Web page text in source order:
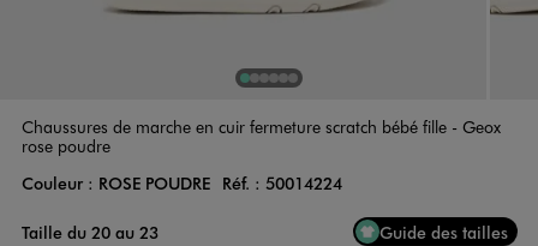
1Sur 6
2Sur 6
3Sur 6
4Sur 6
5Sur 6
6 Sur 6
Chaussures de marche en cuir fermeture scratch bébé fille - Geox
rose poudre
Couleur
Couleur : ROSE POUDRE Réf. : 50014224
Taille du 20 au 23
Guide des tailles